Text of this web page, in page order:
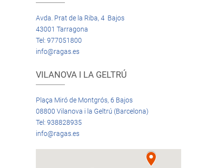
Avda. Prat de la Riba, 4 Bajos
43001 Tarragona
Tel: 977051800
info@ragas.es
VILANOVA I LA GELTRÚ
Plaça Miró de Montgrós, 6 Bajos
08800 Vilanova i la Geltrú (Barcelona)
Tel: 938828935
info@ragas.es